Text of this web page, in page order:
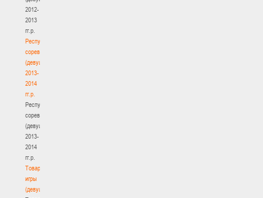
2012-
2013
гг.р.
Республиканские
соревнования
(девушки)
2013-
2014
гг.р.
Республиканские
соревнования
(девушки)
2013-
2014
гг.р.
Товарищеские
игры
(девушки)